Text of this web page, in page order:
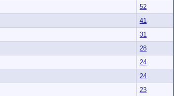
52
41
31
28
24
24
23